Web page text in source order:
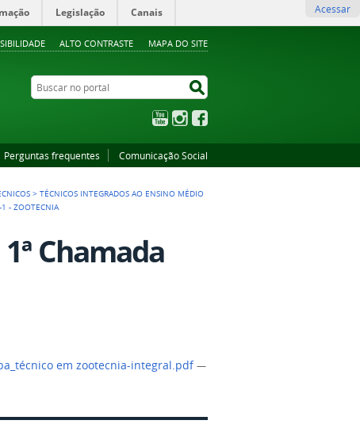
ALTO CONTRASTE MAPA DO SITE
Legislação Canais Acessar
Buscar no portal
YouTubeInstagram
Perguntas frequentes Comunicação Social
>TÉCNICOS INTEGRADOS AO ENSINO MÉDIO
1 - ZOOTECNIA
Chamada
em zootecnia-integral.pdf—